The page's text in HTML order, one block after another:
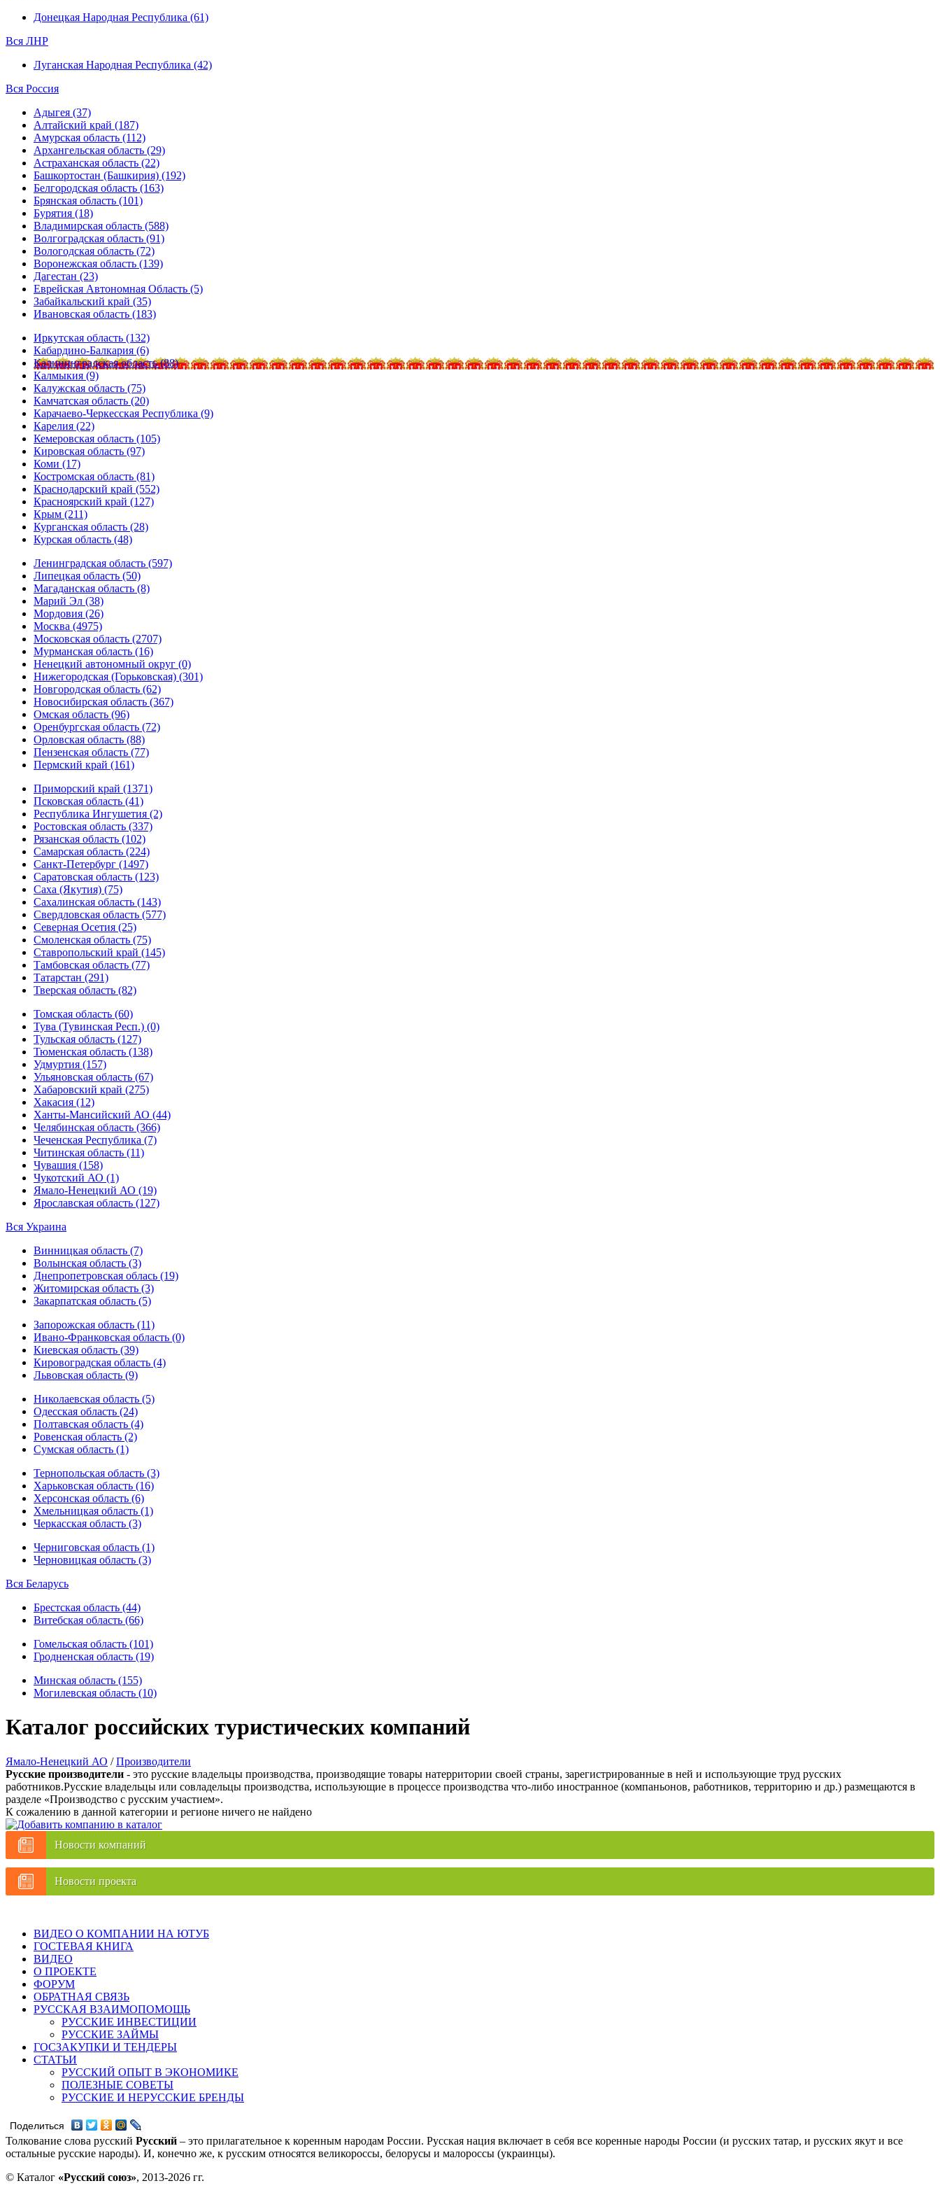
Донецкая Народная Республика (61)
Вся ЛНР
Луганская Народная Республика (42)
Вся Россия
Адыгея (37)
Алтайский край (187)
Амурская область (112)
Архангельская область (29)
Астраханская область (22)
Башкортостан (Башкирия) (192)
Белгородская область (163)
Брянская область (101)
Бурятия (18)
Владимирская область (588)
Волгоградская область (91)
Вологодская область (72)
Воронежская область (139)
Дагестан (23)
Еврейская Автономная Область (5)
Забайкальский край (35)
Ивановская область (183)
Иркутская область (132)
Кабардино-Балкария (6)
Калининградская область (88)
Калмыкия (9)
Калужская область (75)
Камчатская область (20)
Карачаево-Черкесская Республика (9)
Карелия (22)
Кемеровская область (105)
Кировская область (97)
Коми (17)
Костромская область (81)
Краснодарский край (552)
Красноярский край (127)
Крым (211)
Курганская область (28)
Курская область (48)
Ленинградская область (597)
Липецкая область (50)
Магаданская область (8)
Марий Эл (38)
Мордовия (26)
Москва (4975)
Московская область (2707)
Мурманская область (16)
Ненецкий автономный округ (0)
Нижегородская (Горьковская) (301)
Новгородская область (62)
Новосибирская область (367)
Омская область (96)
Оренбургская область (72)
Орловская область (88)
Пензенская область (77)
Пермский край (161)
Приморский край (1371)
Псковская область (41)
Республика Ингушетия (2)
Ростовская область (337)
Рязанская область (102)
Самарская область (224)
Санкт-Петербург (1497)
Саратовская область (123)
Саха (Якутия) (75)
Сахалинская область (143)
Свердловская область (577)
Северная Осетия (25)
Смоленская область (75)
Ставропольский край (145)
Тамбовская область (77)
Татарстан (291)
Тверская область (82)
Томская область (60)
Тува (Тувинская Респ.) (0)
Тульская область (127)
Тюменская область (138)
Удмуртия (157)
Ульяновская область (67)
Хабаровский край (275)
Хакасия (12)
Ханты-Мансийский АО (44)
Челябинская область (366)
Чеченская Республика (7)
Читинская область (11)
Чувашия (158)
Чукотский АО (1)
Ямало-Ненецкий АО (19)
Ярославская область (127)
Вся Украина
Винницкая область (7)
Волынская область (3)
Днепропетровская облась (19)
Житомирская область (3)
Закарпатская область (5)
Запорожская область (11)
Ивано-Франковская область (0)
Киевская область (39)
Кировоградская область (4)
Львовская область (9)
Николаевская область (5)
Одесская область (24)
Полтавская область (4)
Ровенская область (2)
Сумская область (1)
Тернопольская область (3)
Харьковская область (16)
Херсонская область (6)
Хмельницкая область (1)
Черкасская область (3)
Черниговская область (1)
Черновицкая область (3)
Вся Беларусь
Брестская область (44)
Витебская область (66)
Гомельская область (101)
Гродненская область (19)
Минская область (155)
Могилевская область (10)
Каталог российских туристических компаний
Ямало-Ненецкий АО /Производители
Русские производители - это русские владельцы производства, производящие товары натерритории своей страны, зарегистрированные в ней и использующие труд русских
работников.Русские владельцы или совладельцы производства, использующие в процессе производства что-либо иностранное (компаньонов, работников, территорию и др.) размещаются в
разделе «Производство с русским участием».
К сожалению в данной категории и регионе ничего не найдено
Новости компаний
Новости проекта
ВИДЕО О КОМПАНИИ НА ЮТУБ
ГОСТЕВАЯ КНИГА
ВИДЕО
О ПРОЕКТЕ
ФОРУМ
ОБРАТНАЯ СВЯЗЬ
РУССКАЯ ВЗАИМОПОМОЩЬ
РУССКИЕ ИНВЕСТИЦИИ
РУССКИЕ ЗАЙМЫ
ГОСЗАКУПКИ И ТЕНДЕРЫ
СТАТЬИ
РУССКИЙ ОПЫТ В ЭКОНОМИКЕ
ПОЛЕЗНЫЕ СОВЕТЫ
РУССКИЕ И НЕРУССКИЕ БРЕНДЫ
Поделиться
Толкование слова русский Русский – это прилагательное к коренным народам России. Русская нация включает в себя все коренные народы России (и русских татар, и русских якут и все
остальные русские народы). И, конечно же, к русским относятся великороссы, белорусы и малороссы (украинцы).
© Каталог «Русский союз», 2013-2026 гг.